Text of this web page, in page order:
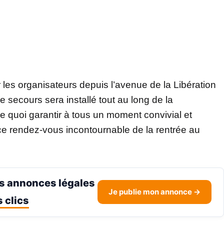
organisateurs depuis l’avenue de la Libération
secours sera installé tout au long de la
quoi garantir à tous un moment convivial et
rendez-vous incontournable de la rentrée au
annonces légales
clics
Je publie mon annonce →